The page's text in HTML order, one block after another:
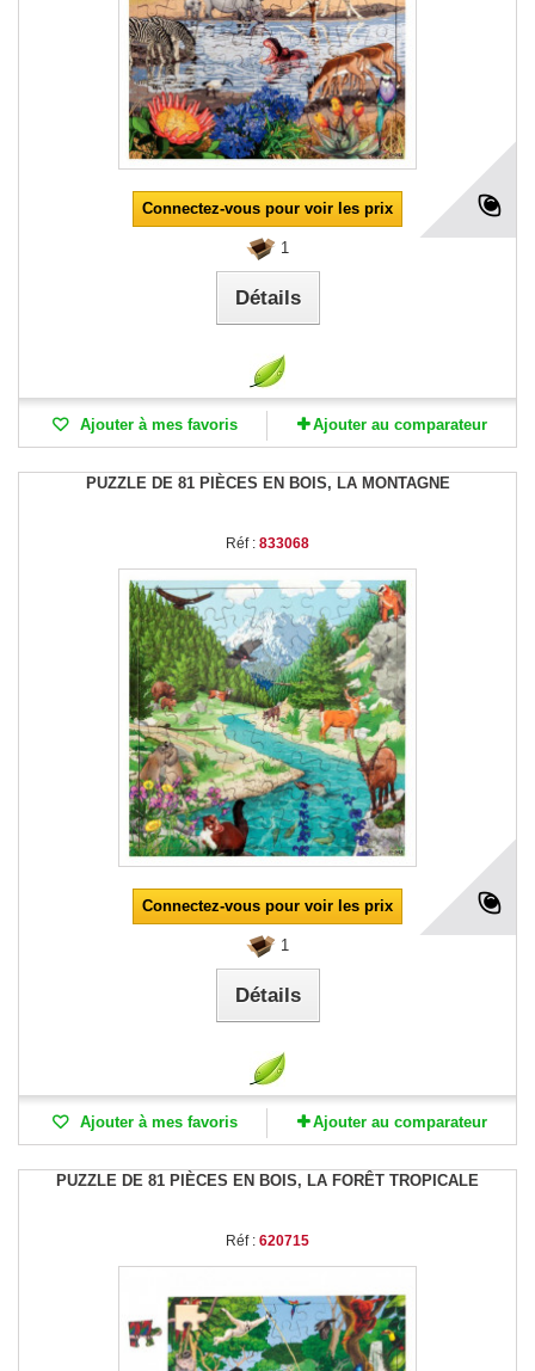
Connectez-vous pour voir les prix
1
Détails
Ajouter à mes favoris Ajouter au comparateur
PUZZLE DE 81 PIÈCES EN BOIS, LA MONTAGNE
Réf : 833068
Connectez-vous pour voir les prix
1
Détails
Ajouter à mes favoris Ajouter au comparateur
PUZZLE DE 81 PIÈCES EN BOIS, LA FORÊT TROPICALE
Réf : 620715